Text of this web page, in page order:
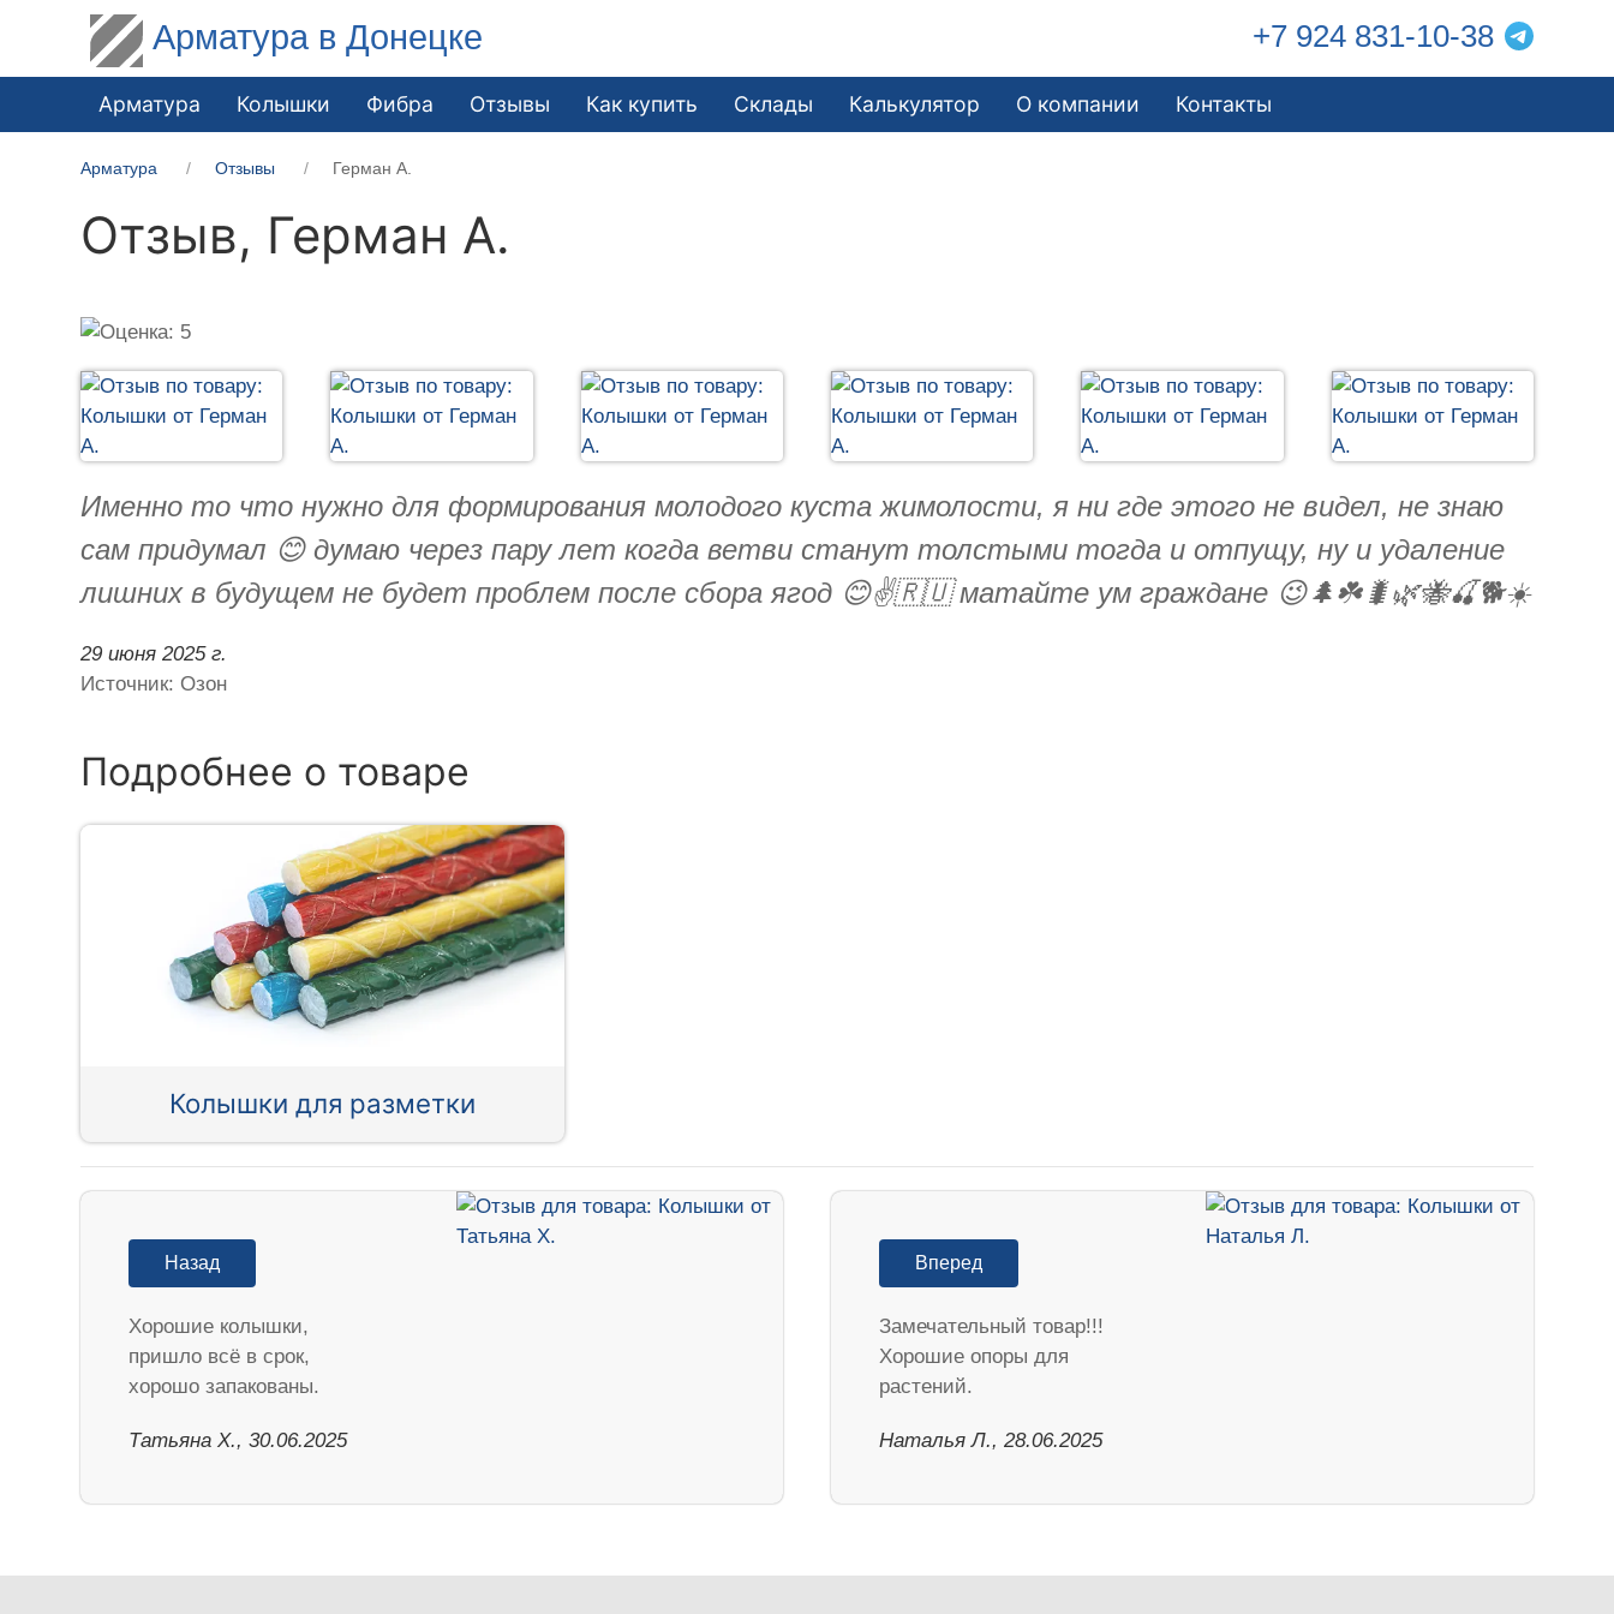
Арматура в Донецке +7 924 831-10-38
Арматура Колышки Фибра Отзывы Как купить Склады Калькулятор О компании Контакты
Арматура Отзывы Герман А.
Отзыв, Герман А.
Именно то что нужно для формирования молодого куста жимолости, я ни где этого не видел, не знаю
сам придумал 😊 думаю через пару лет когда ветви станут толстыми тогда и отпущу, ну и удаление
лишних в будущем не будет проблем после сбора ягод 😊✌️🇷🇺 матайте ум граждане 😉🌲☘️🐛🌿🐝🍒🐕☀️
29 июня 2025 г.
Источник: Озон
Подробнее о товаре
Колышки для разметки
Назад
Хорошие колышки,
пришло всё в срок,
хорошо запакованы.
Татьяна Х., 30.06.2025
Вперед
Замечательный товар!!!
Хорошие опоры для
растений.
Наталья Л., 28.06.2025